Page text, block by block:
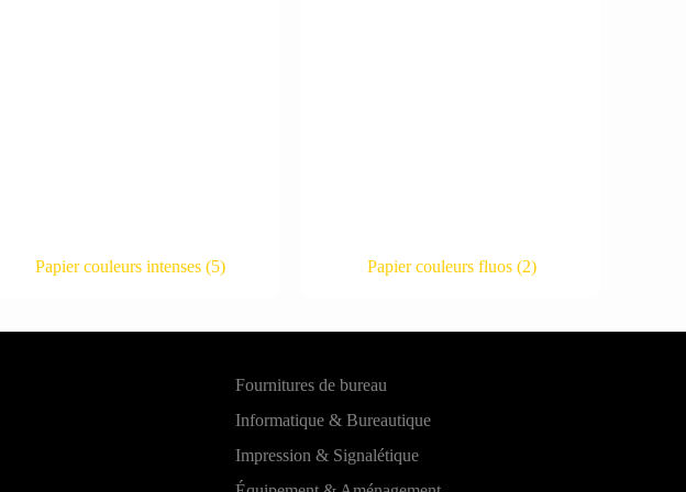
Papier couleurs intenses (5) Papier couleurs fluos (2)
Fournitures de bureau
Informatique & Bureautique
Impression & Signalétique